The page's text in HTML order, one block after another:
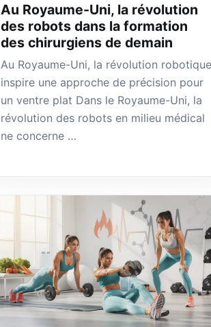
Au Royaume-Uni, la révolution
des robots dans la formation
des chirurgiens de demain
Au Royaume-Uni, la révolution robotique
inspire une approche de précision pour
un ventre plat Dans le Royaume-Uni, la
révolution des robots en milieu médical
ne concerne …